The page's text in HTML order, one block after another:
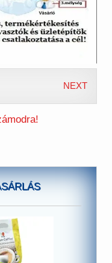
NEXT